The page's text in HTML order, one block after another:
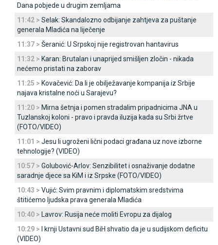
Dana pobjede u drugim zemljama
11:42 > Selak: Skandalozno odbijanje zahtjeva za puštanje
generala Mladića na liječenje
11:37 > Šeranić: U Srpskoj nije registrovan hantavirus
11:32 > Karan: Brutalan i unaprijed smišljen zločin - nikada
nećemo pristati na zaborav
11:25 > Kovačević: Da li je obilježavanje kompanija iz Srbije
najava kristalne noći u Sarajevu?
11:20 > Mirna šetnja i pomen stradalim pripadnicima ЈNA u
Tuzlanskoj koloni - pravo i pravda iluzija kada su Srbi žrtve
(FOTO/VIDEO)
11:01 > Јesu li ugroženi lični podaci građana uz nove izborne
tehnologije? (VIDEO)
10:57 > Golubović-Arlov: Senzibilitet i osnaživanje dodatne
saradnje djece sa KiM i iz Srpske (FOTO/VIDEO)
10:43 > Vujić: Svim pravnim i diplomatskim sredstvima
štitićemo ljudska prava generala Mladića
10:40 > Lavrov: Rusija neće moliti Evropu za dijalog
10:29 >
I krnji Ustavni sud BiH shvatio da je u sudijskom deficitu
(VIDEO)